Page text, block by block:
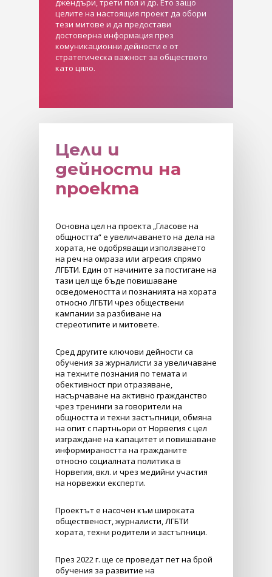
джендъри, трети пол и др. Ето защо
целите на настоящия проект да обори
тези митове и да предостави
достоверна информация през
комуникационни дейности е от
стратегическа важност за обществото
като цяло.
Цели и
дейности на
проекта
Основна цел на проекта „Гласове на
общността“ е увеличаването на дела на
хората, не одобряващи използването
на реч на омраза или агресия спрямо
ЛГБТИ. Един от начините за постигане на
тази цел ще бъде повишаване
осведомеността и познанията на хората
относно ЛГБТИ чрез обществени
кампании за разбиване на
стереотипите и митовете.
Сред другите ключови дейности са
обучения за журналисти за увеличаване
на техните познания по темата и
обективност при отразяване,
насърчаване на активно гражданство
чрез тренинги за говорители на
общността и техни застъпници, обмяна
на опит с партньори от Норвегия с цел
изграждане на капацитет и повишаване
информираността на гражданите
относно социалната политика в
Норвегия, вкл. и чрез медийни участия
на норвежки експерти.
Проектът е насочен към широката
общественост, журналисти, ЛГБТИ
хората, техни родители и застъпници.
През 2022 г. ще се проведат пет на брой
обучения за развитие на